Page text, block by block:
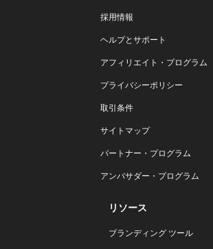
採用情報
ヘルプとサポート
アフィリエイト・プログラム
プライバシーポリシー
取引条件
サイトマップ
パートナー・プログラム
アンバサダー・プログラム
リソース
ブランディング ツール